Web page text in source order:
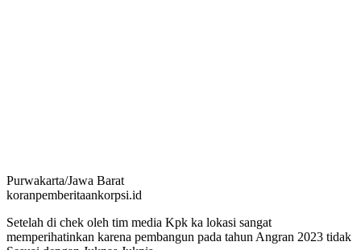
Purwakarta/Jawa Barat
koranpemberitaankorpsi.id
Setelah di chek oleh tim media Kpk ka lokasi sangat
memperihatinkan karena pembangun pada tahun Angran 2023 tidak